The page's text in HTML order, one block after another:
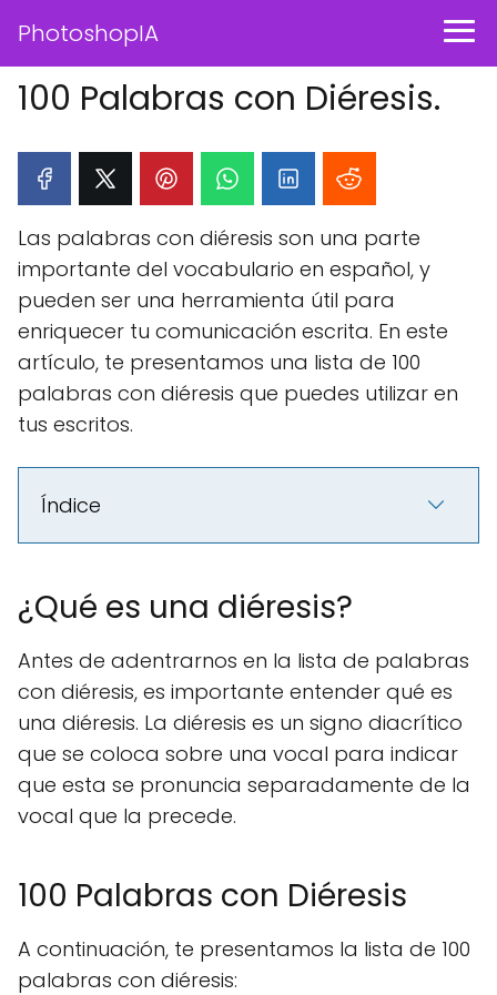
PhotoshopIA
100 Palabras con Diéresis.
Las palabras con diéresis son una parte
importante del vocabulario en español, y
pueden ser una herramienta útil para
enriquecer tu comunicación escrita. En este
artículo, te presentamos una lista de 100
palabras con diéresis que puedes utilizar en
tus escritos.
Índice
¿Qué es una diéresis?
Antes de adentrarnos en la lista de palabras
con diéresis, es importante entender qué es
una diéresis. La diéresis es un signo diacrítico
que se coloca sobre una vocal para indicar
que esta se pronuncia separadamente de la
vocal que la precede.
100 Palabras con Diéresis
A continuación, te presentamos la lista de 100
palabras con diéresis: